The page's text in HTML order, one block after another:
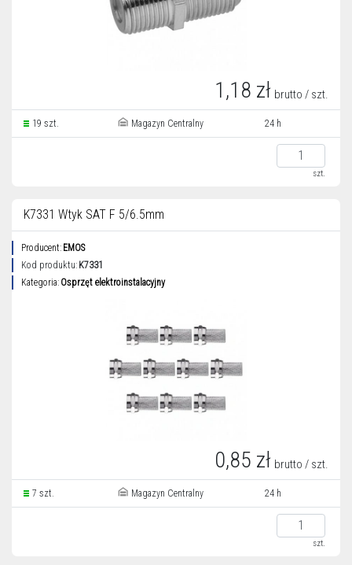
1,18 zł brutto / szt.
19 szt. Magazyn Centralny 24 h
szt.
K7331 Wtyk SAT F 5/6.5mm
Producent: EMOS
Kod produktu: K7331
Kategoria: Osprzęt elektroinstalacyjny
0,85 zł brutto / szt.
7 szt. Magazyn Centralny 24 h
szt.